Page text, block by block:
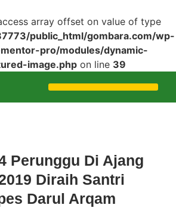
array offset on value of type
public_html/gombara.com/wp-
pro/modules/dynamic-
image.php on line 39
Perunggu Di Ajang
Diraih Santri
Darul Arqam